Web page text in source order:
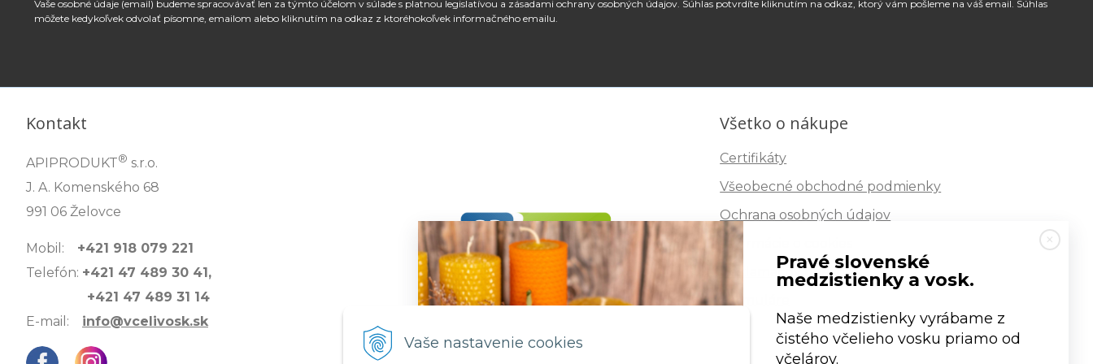
Vaše nastavenie cookies
Vaše osobné údaje (email) budeme spracovávať len za týmto účelom v súlade s platnou legislatívou a zásadami ochrany osobných údajov. Súhlas potvrdíte kliknutím na odkaz, ktorý vám pošleme na váš email. Súhlas
môžete kedykoľvek odvolať písomne, emailom alebo kliknutím na odkaz z ktoréhokoľvek informačného emailu.
Kontakt
APIPRODUKT® s.r.o.
J. A. Komenského 68
991 06 Želovce
Mobil: +421 918 079 221
Telefón: +421 47 489 30 41,
+421 47 489 31 14
E-mail: info@vcelivosk.sk
Všetko o nákupe
Certifikáty
Všeobecné obchodné podmienky
Ochrana osobných údajov
Informácie o cookies
Reklamačný poriadok
Formuláre
Pravé slovenské
medzistienky a vosk.
Naše medzistienky vyrábame z
čistého včelieho vosku priamo od
včelárov.